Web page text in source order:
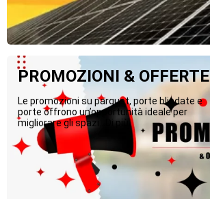
PROMOZIONI & OFFERTE
Le promozioni su parquet, porte blindate e
porte offrono un’opportunità ideale per
migliorare gli spazi...Di più